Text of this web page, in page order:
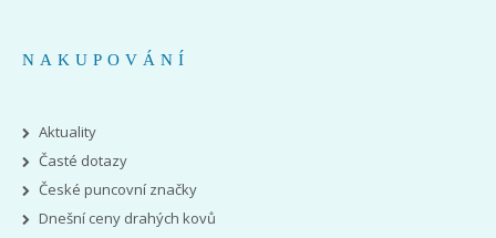
NAKUPOVÁNÍ
Aktuality
Časté dotazy
České puncovní značky
Dnešní ceny drahých kovů